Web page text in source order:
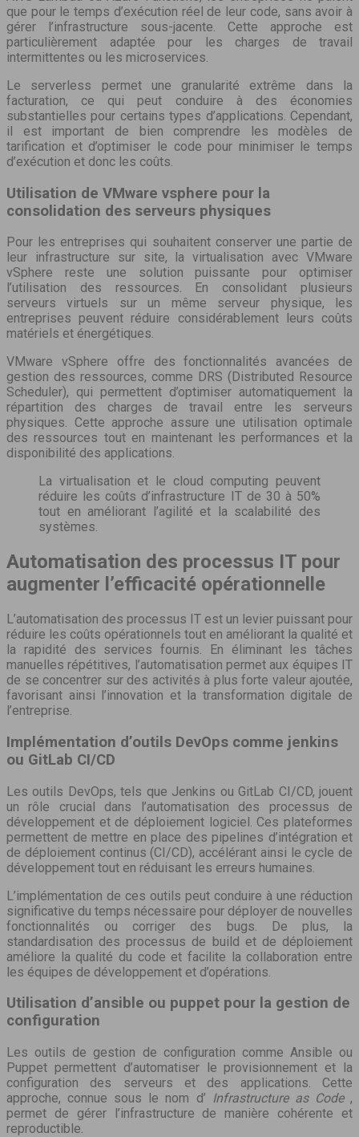
que pour le temps d’exécution réel de leur code, sans avoir à
gérer l’infrastructure sous-jacente. Cette approche est
particulièrement adaptée pour les charges de travail
intermittentes ou les microservices.
Le serverless permet une granularité extrême dans la
facturation, ce qui peut conduire à des économies
substantielles pour certains types d’applications. Cependant,
il est important de bien comprendre les modèles de
tarification et d’optimiser le code pour minimiser le temps
d’exécution et donc les coûts.
Utilisation de VMware vsphere pour la
consolidation des serveurs physiques
Pour les entreprises qui souhaitent conserver une partie de
leur infrastructure sur site, la virtualisation avec VMware
vSphere reste une solution puissante pour optimiser
l’utilisation des ressources. En consolidant plusieurs
serveurs virtuels sur un même serveur physique, les
entreprises peuvent réduire considérablement leurs coûts
matériels et énergétiques.
VMware vSphere offre des fonctionnalités avancées de
gestion des ressources, comme DRS (Distributed Resource
Scheduler), qui permettent d’optimiser automatiquement la
répartition des charges de travail entre les serveurs
physiques. Cette approche assure une utilisation optimale
des ressources tout en maintenant les performances et la
disponibilité des applications.
La virtualisation et le cloud computing peuvent
réduire les coûts d’infrastructure IT de 30 à 50%
tout en améliorant l’agilité et la scalabilité des
systèmes.
Automatisation des processus IT pour
augmenter l’efficacité opérationnelle
L’automatisation des processus IT est un levier puissant pour
réduire les coûts opérationnels tout en améliorant la qualité et
la rapidité des services fournis. En éliminant les tâches
manuelles répétitives, l’automatisation permet aux équipes IT
de se concentrer sur des activités à plus forte valeur ajoutée,
favorisant ainsi l’innovation et la transformation digitale de
l’entreprise.
Implémentation d’outils DevOps comme jenkins
ou GitLab CI/CD
Les outils DevOps, tels que Jenkins ou GitLab CI/CD, jouent
un rôle crucial dans l’automatisation des processus de
développement et de déploiement logiciel. Ces plateformes
permettent de mettre en place des pipelines d’intégration et
de déploiement continus (CI/CD), accélérant ainsi le cycle de
développement tout en réduisant les erreurs humaines.
L’implémentation de ces outils peut conduire à une réduction
significative du temps nécessaire pour déployer de nouvelles
fonctionnalités ou corriger des bugs. De plus, la
standardisation des processus de build et de déploiement
améliore la qualité du code et facilite la collaboration entre
les équipes de développement et d’opérations.
Utilisation d’ansible ou puppet pour la gestion de
configuration
Les outils de gestion de configuration comme Ansible ou
Puppet permettent d’automatiser le provisionnement et la
configuration des serveurs et des applications. Cette
approche, connue sous le nom d’ Infrastructure as Code,
permet de gérer l’infrastructure de manière cohérente et
reproductible.